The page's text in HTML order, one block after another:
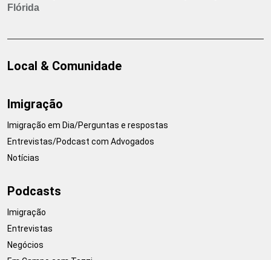
Flórida
Local & Comunidade
Imigração
Imigração em Dia/Perguntas e respostas
Entrevistas/Podcast com Advogados
Notícias
Podcasts
Imigração
Entrevistas
Negócios